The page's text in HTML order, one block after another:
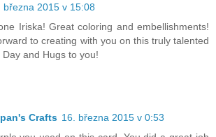
března 2015 v 15:08
Iriska! Great coloring and embellishments!
to creating with you on this truly talented
and Hugs to you!
Crafts 16. března 2015 v 0:53